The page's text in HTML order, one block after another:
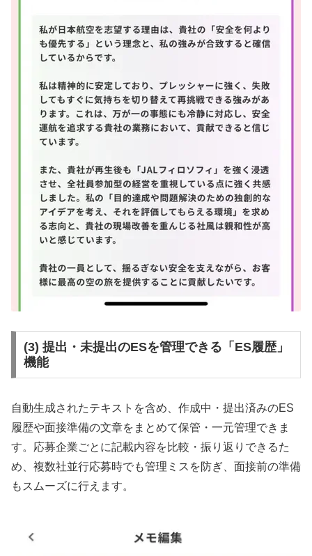
(3) 提出・未提出のESを管理できる「ES履歴」
機能
自動生成されたテキストを含め、作成中・提出済みのES
履歴や面接準備の文章をまとめて保管・一元管理できま
す。応募企業ごとに記載内容を比較・振り返りできるた
め、複数社並行応募時でも管理ミスを防ぎ、面接前の準備
もスムーズに行えます。